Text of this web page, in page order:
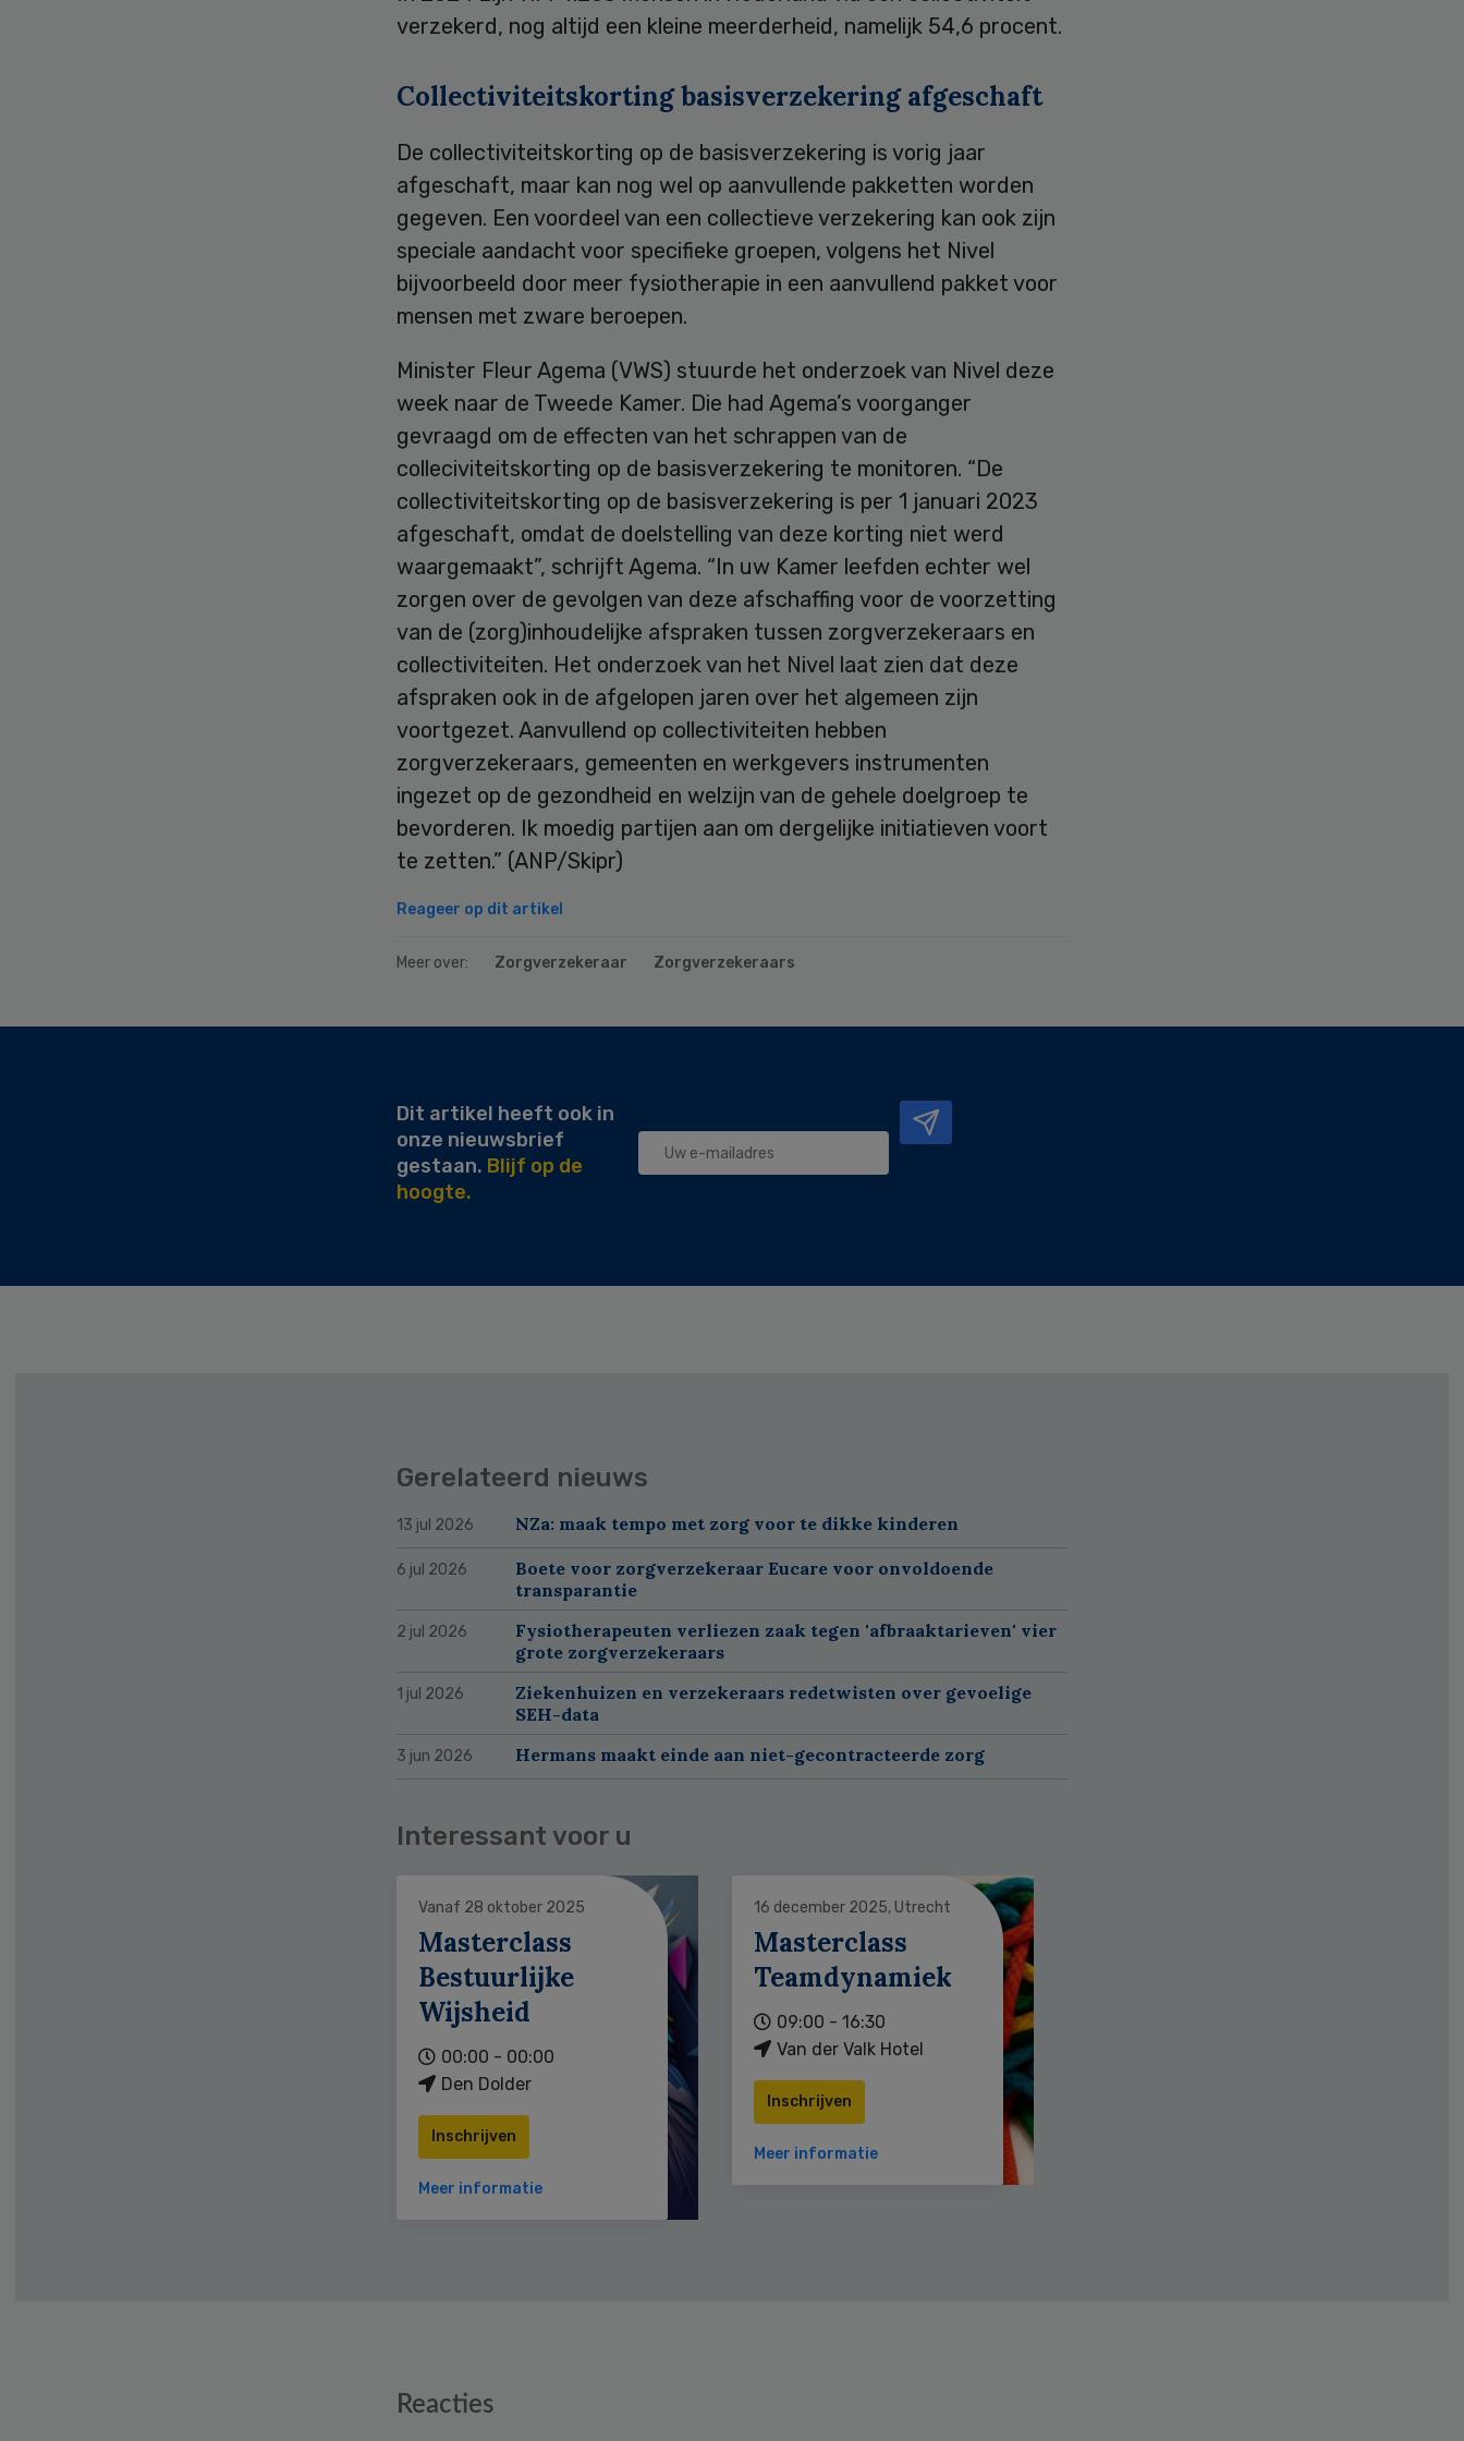
verzekerd, nog altijd een kleine meerderheid, namelijk 54,6 procent.
Collectiviteitskorting basisverzekering afgeschaft
De collectiviteitskorting op de basisverzekering is vorig jaar
afgeschaft, maar kan nog wel op aanvullende pakketten worden
gegeven. Een voordeel van een collectieve verzekering kan ook zijn
speciale aandacht voor specifieke groepen, volgens het Nivel
bijvoorbeeld door meer fysiotherapie in een aanvullend pakket voor
mensen met zware beroepen.
Minister Fleur Agema (VWS) stuurde het onderzoek van Nivel deze
week naar de Tweede Kamer. Die had Agema’s voorganger
gevraagd om de effecten van het schrappen van de
colleciviteitskorting op de basisverzekering te monitoren. “De
collectiviteitskorting op de basisverzekering is per 1 januari 2023
afgeschaft, omdat de doelstelling van deze korting niet werd
waargemaakt”, schrijft Agema. “In uw Kamer leefden echter wel
zorgen over de gevolgen van deze afschaffing voor de voorzetting
van de (zorg)inhoudelijke afspraken tussen zorgverzekeraars en
collectiviteiten. Het onderzoek van het Nivel laat zien dat deze
afspraken ook in de afgelopen jaren over het algemeen zijn
voortgezet. Aanvullend op collectiviteiten hebben
zorgverzekeraars, gemeenten en werkgevers instrumenten
ingezet op de gezondheid en welzijn van de gehele doelgroep te
bevorderen. Ik moedig partijen aan om dergelijke initiatieven voort
te zetten.” (ANP/Skipr)
Reageer op dit artikel
Meer over: Zorgverzekeraar Zorgverzekeraars
Dit artikel heeft ook in
onze nieuwsbrief
gestaan. Blijf op de
hoogte.
Gerelateerd nieuws
13 jul 2026 NZa: maak tempo met zorg voor te dikke kinderen
6 jul 2026
Boete voor zorgverzekeraar Eucare voor onvoldoende
transparantie
2 jul 2026
Fysiotherapeuten verliezen zaak tegen 'afbraaktarieven' vier
grote zorgverzekeraars
1 jul 2026
Ziekenhuizen en verzekeraars redetwisten over gevoelige
SEH-data
3 jun 2026 Hermans maakt einde aan niet-gecontracteerde zorg
Interessant voor u
Vanaf 28 oktober 2025
Masterclass
Bestuurlijke
Wijsheid
00:00 - 00:00
Den Dolder
Inschrijven
Meer informatie
16 december 2025, Utrecht
Masterclass
Teamdynamiek
09:00 - 16:30
Van der Valk Hotel
Inschrijven
Meer informatie
Reacties